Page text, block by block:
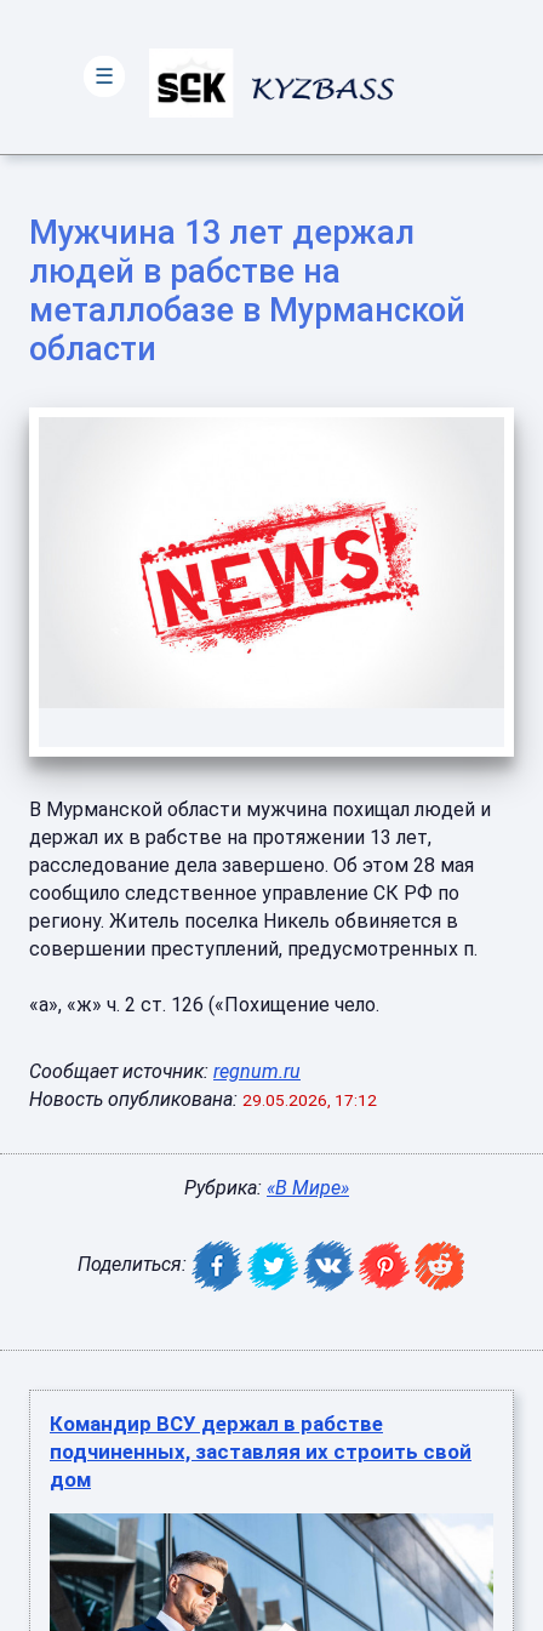
Мужчина 13 лет держал
людей в рабстве на
металлобазе в Мурманской
области
В Мурманской области мужчина похищал людей и
держал их в рабстве на протяжении 13 лет,
расследование дела завершено. Об этом 28 мая
сообщило следственное управление СК РФ по
региону. Житель поселка Никель обвиняется в
совершении преступлений, предусмотренных п.
«а», «ж» ч. 2 ст. 126 («Похищение чело.
Сообщает источник: regnum.ru
Новость опубликована: 29.05.2026, 17:12
Рубрика: «В Мире»
Поделиться:
Командир ВСУ держал в рабстве
подчиненных, заставляя их строить свой
дом
☰